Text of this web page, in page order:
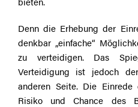
Denn die Erhebung der
denkbar „einfache“
zu verteidigen. Das
Verteidigung ist jedoch
anderen Seite. Die
Risiko und Chance des